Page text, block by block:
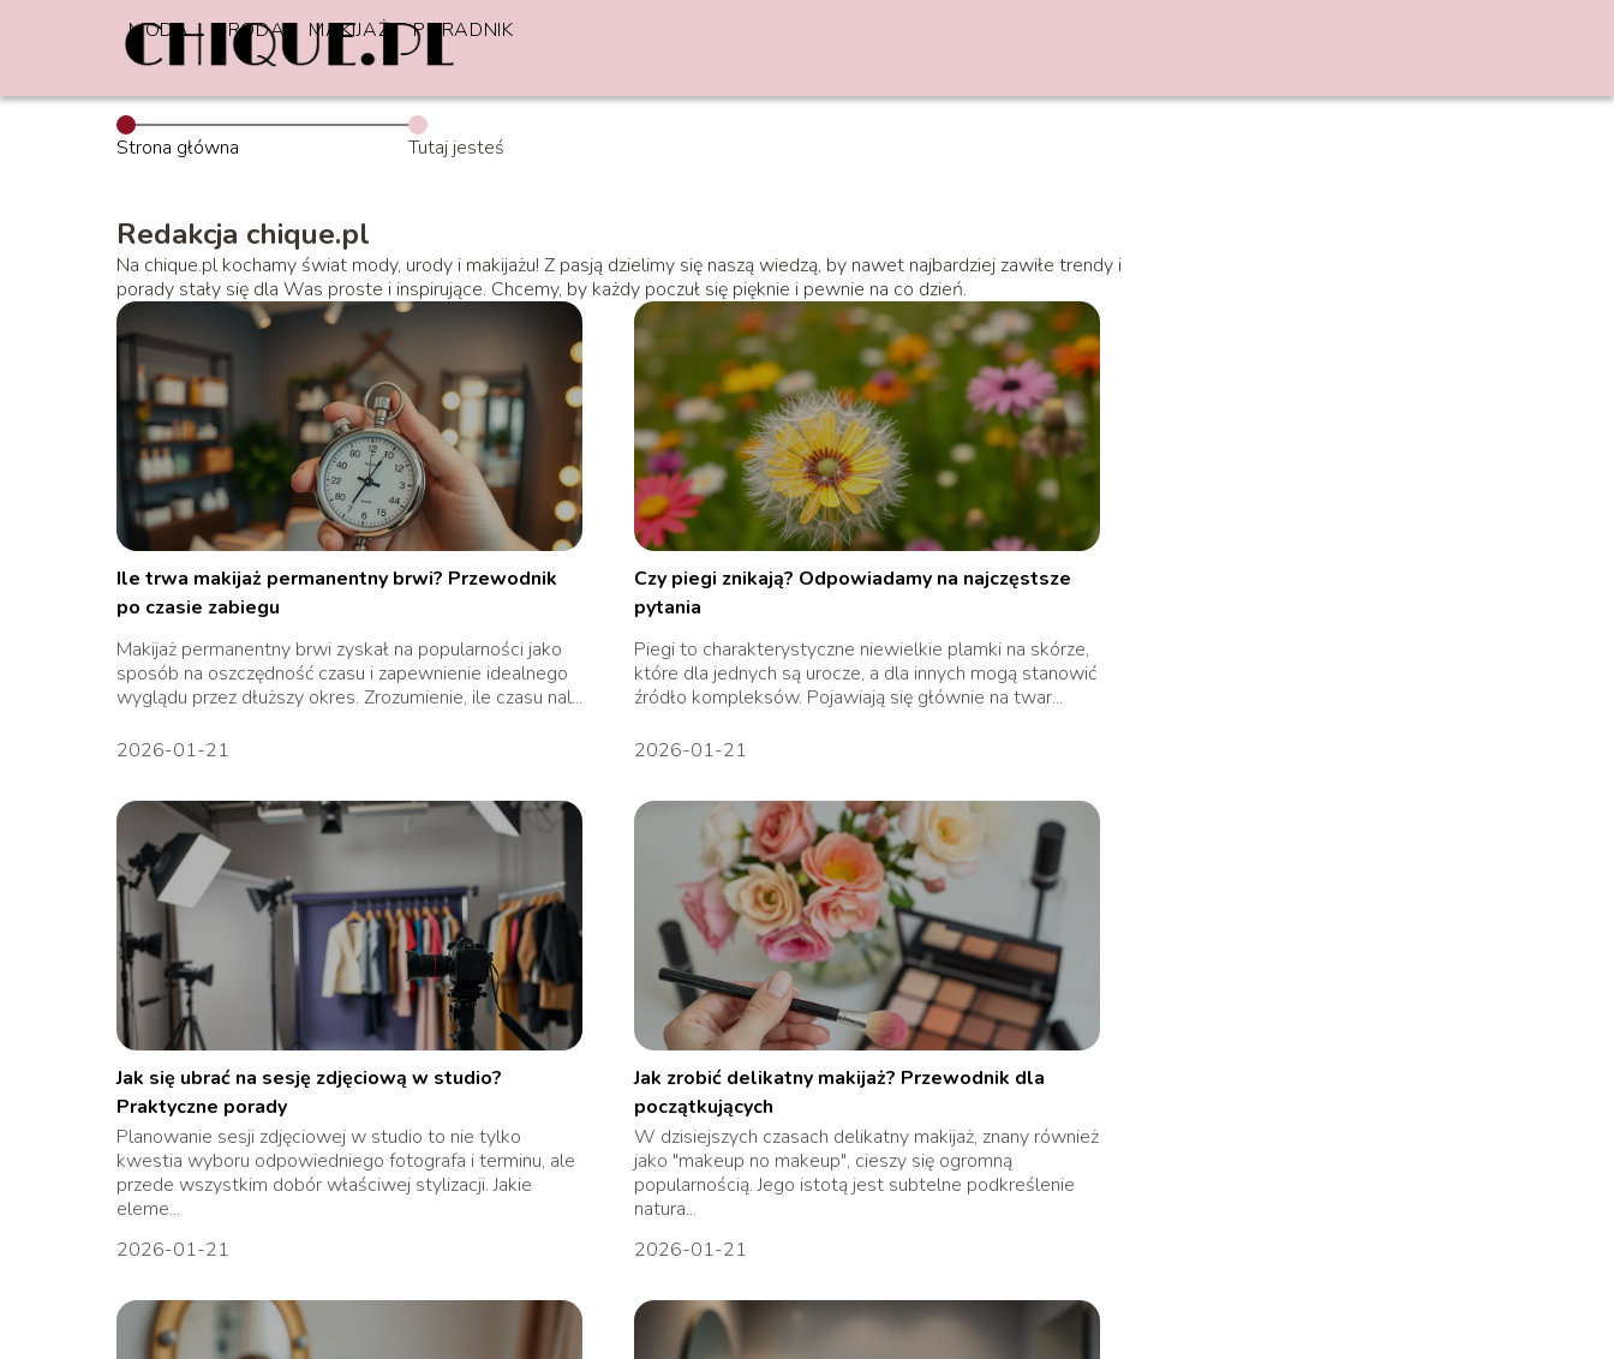
MODA URODA MAKIJAŻ PORADNIK
Strona główna Tutaj jesteś
Redakcja chique.pl
Na chique.pl kochamy świat mody, urody i makijażu! Z pasją dzielimy się naszą wiedzą, by nawet najbardziej zawiłe trendy i
porady stały się dla Was proste i inspirujące. Chcemy, by każdy poczuł się pięknie i pewnie na co dzień.
Ile trwa makijaż permanentny brwi? Przewodnik
po czasie zabiegu
Makijaż permanentny brwi zyskał na popularności jako
sposób na oszczędność czasu i zapewnienie idealnego
wyglądu przez dłuższy okres. Zrozumienie, ile czasu nal...
2026-01-21
Czy piegi znikają? Odpowiadamy na najczęstsze
pytania
Piegi to charakterystyczne niewielkie plamki na skórze,
które dla jednych są urocze, a dla innych mogą stanowić
źródło kompleksów. Pojawiają się głównie na twar...
2026-01-21
Jak się ubrać na sesję zdjęciową w studio?
Praktyczne porady
Planowanie sesji zdjęciowej w studio to nie tylko
kwestia wyboru odpowiedniego fotografa i terminu, ale
przede wszystkim dobór właściwej stylizacji. Jakie
eleme...
2026-01-21
Jak zrobić delikatny makijaż? Przewodnik dla
początkujących
W dzisiejszych czasach delikatny makijaż, znany również
jako "makeup no makeup", cieszy się ogromną
popularnością. Jego istotą jest subtelne podkreślenie
natura...
2026-01-21